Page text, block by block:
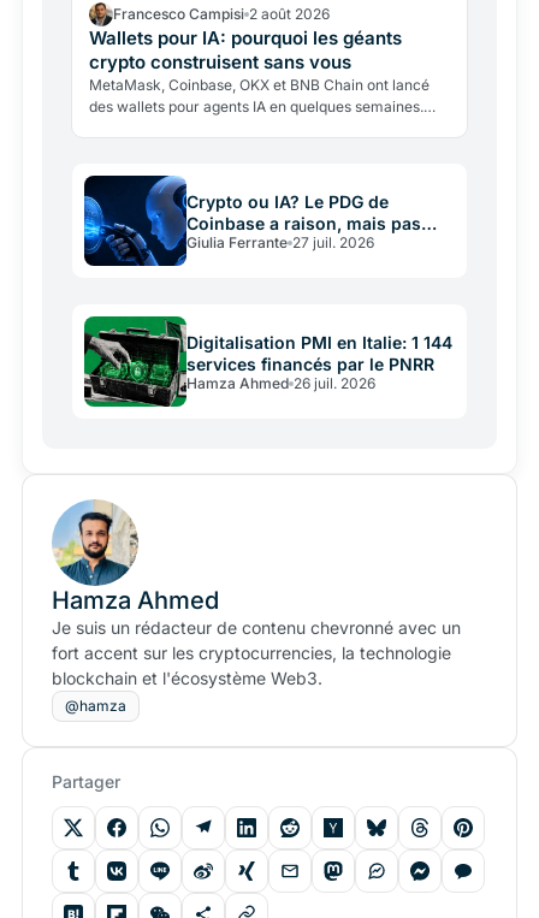
Francesco Campisi 2 août 2026
Wallets pour IA: pourquoi les géants
crypto construisent sans vous
MetaMask, Coinbase, OKX et BNB Chain ont lancé
des wallets pour agents IA en quelques semaines.
Crypto ou IA? Le PDG de
Coinbase a raison, mais pas
sans intérêt
Giulia Ferrante 27 juil. 2026
Digitalisation PMI en Italie: 1 144
services financés par le PNRR
Hamza Ahmed 26 juil. 2026
Hamza Ahmed
Je suis un rédacteur de contenu chevronné avec un
fort accent sur les cryptocurrencies, la technologie
blockchain et l'écosystème Web3.
@hamza
Partager